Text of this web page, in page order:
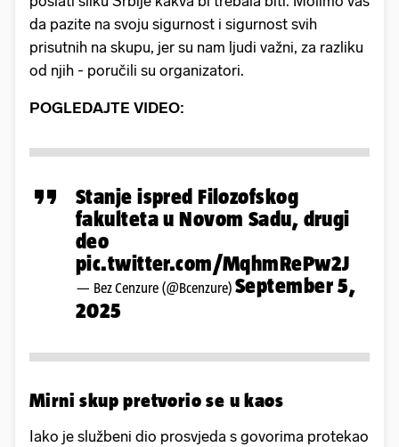
da pazite na svoju sigurnost i sigurnost svih
prisutnih na skupu, jer su nam ljudi važni, za razliku
od njih - poručili su organizatori.
POGLEDAJTE VIDEO:
Stanje ispred Filozofskog
fakulteta u Novom Sadu, drugi
deo
pic.twitter.com/MqhmRePw2J
— Bez Cenzure (@Bcenzure) September 5,
2025
Mirni skup pretvorio se u kaos
Iako je službeni dio prosvjeda s govorima protekao